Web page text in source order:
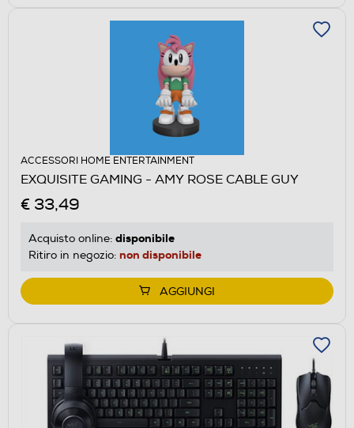
ACCESSORI HOME ENTERTAINMENT
EXQUISITE GAMING - AMY ROSE CABLE GUY
€ 33,49
Acquisto online: disponibile
Ritiro in negozio: non disponibile
AGGIUNGI